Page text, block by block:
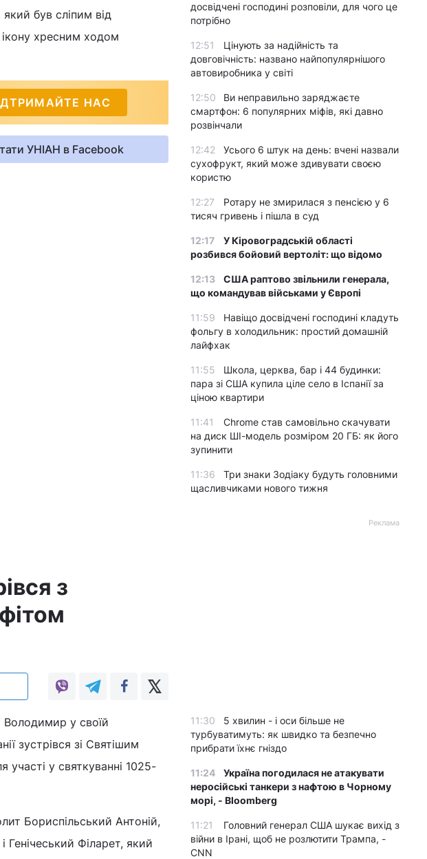
був сліпим від
ікону хресним ходом
НАС
УНІАН в Facebook
з
Володимир у своїй
зустрівся зі Святішим
у святкуванні 1025-
Бориспільський Антоній,
Філарет, який
досвідчені господині розповіли, для чого це
потрібно
12:51
Цінують за надійність та
довговічність: названо найпопулярнішого
автовиробника у світі
12:50
Ви неправильно заряджаєте
смартфон: 6 популярних міфів, які давно
розвінчали
12:42
Усього 6 штук на день: вчені назвали
сухофрукт, який може здивувати своєю
користю
12:27
Ротару не змирилася з пенсією у 6
тисяч гривень і пішла в суд
12:17
У Кіровоградській області
розбився бойовий вертоліт: що відомо
12:13
США раптово звільнили генерала,
що командував військами у Європі
11:59
Навіщо досвідчені господині кладуть
фольгу в холодильник: простий домашній
лайфхак
11:55
Школа, церква, бар і 44 будинки:
пара зі США купила ціле село в Іспанії за
ціною квартири
11:41
Chrome став самовільно скачувати
на диск ШІ-модель розміром 20 ГБ: як його
зупинити
11:36
Три знаки Зодіаку будуть головними
щасливчиками нового тижня
Реклама
11:30
5 хвилин - і оси більше не
турбуватимуть: як швидко та безпечно
прибрати їхнє гніздо
11:24
Україна погодилася не атакувати
неросійські танкери з нафтою в Чорному
морі, - Bloomberg
11:21
Головний генерал США шукає вихід з
війни в Ірані, щоб не розлютити Трампа, -
CNN